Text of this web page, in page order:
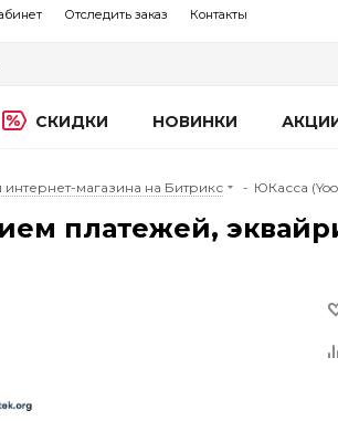
Отследить заказ Контакты
СКИДКИ НОВИНКИ
магазина на Битрикс - ЮКасса
платежей,